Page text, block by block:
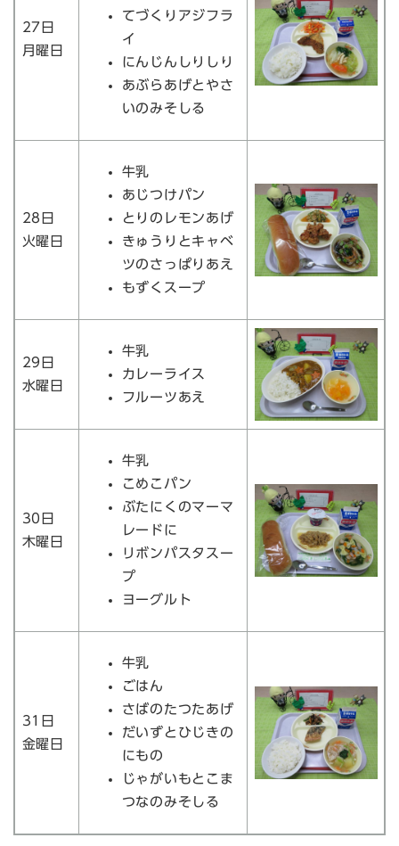
27日
月曜日
てづくりアジフラ
イ
にんじんしりしり
あぶらあげとやさ
いのみそしる
28日
火曜日
牛乳
あじつけパン
とりのレモンあげ
きゅうりとキャベ
ツのさっぱりあえ
もずくスープ
29日
水曜日
牛乳
カレーライス
フルーツあえ
30日
木曜日
牛乳
こめこパン
ぶたにくのマーマ
レードに
リボンパスタスー
プ
ヨーグルト
31日
金曜日
牛乳
ごはん
さばのたつたあげ
だいずとひじきの
にもの
じゃがいもとこま
つなのみそしる